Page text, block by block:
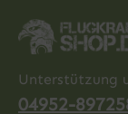
Unterstützung
04952-